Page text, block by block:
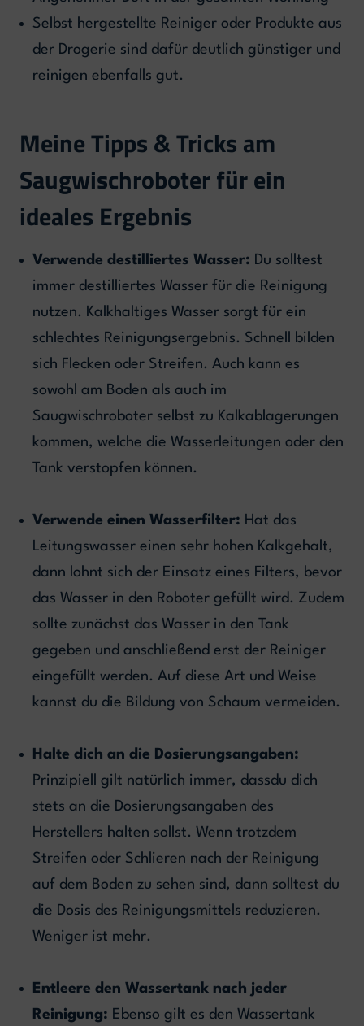
Selbst hergestellte Reiniger oder Produkte aus
der Drogerie sind dafür deutlich günstiger und
reinigen ebenfalls gut.
Meine Tipps & Tricks am
Saugwischroboter für ein
ideales Ergebnis
Verwende destilliertes Wasser: Du solltest
immer destilliertes Wasser für die Reinigung
nutzen. Kalkhaltiges Wasser sorgt für ein
schlechtes Reinigungsergebnis. Schnell bilden
sich Flecken oder Streifen. Auch kann es
sowohl am Boden als auch im
Saugwischroboter selbst zu Kalkablagerungen
kommen, welche die Wasserleitungen oder den
Tank verstopfen können.
Verwende einen Wasserfilter: Hat das
Leitungswasser einen sehr hohen Kalkgehalt,
dann lohnt sich der Einsatz eines Filters, bevor
das Wasser in den Roboter gefüllt wird. Zudem
sollte zunächst das Wasser in den Tank
gegeben und anschließend erst der Reiniger
eingefüllt werden. Auf diese Art und Weise
kannst du die Bildung von Schaum vermeiden.
Halte dich an die Dosierungsangaben:
Prinzipiell gilt natürlich immer, dassdu dich
stets an die Dosierungsangaben des
Herstellers halten sollst. Wenn trotzdem
Streifen oder Schlieren nach der Reinigung
auf dem Boden zu sehen sind, dann solltest du
die Dosis des Reinigungsmittels reduzieren.
Weniger ist mehr.
Entleere den Wassertank nach jeder
Reinigung: Ebenso gilt es den Wassertank